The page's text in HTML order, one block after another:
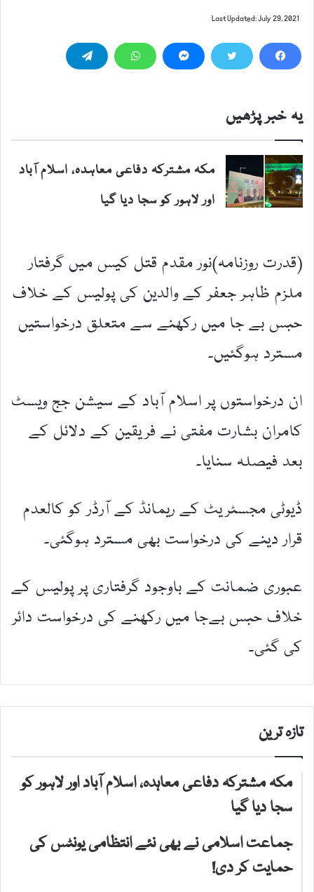
Last Updated: July 29, 2021
یہ خبر پڑھیں
مکہ مشترکہ دفاعی معاہدہ، اسلام آباد
اور لاہور کو سجا دیا گیا
(قدرت روزنامہ)نور مقدم قتل کیس میں گرفتار
ملزم ظاہر جعفر کے والدین کی پولیس کے خلاف
حبس بے جا میں رکھنے سے متعلق درخواستیں
مسترد ہوگئیں۔
ان درخواستوں پر اسلام آباد کے سیشن جج ویسٹ
کامران بشارت مفتی نے فریقین کے دلائل کے
بعد فیصلہ سنایا۔
ڈیوٹی مجسٹریٹ کے ریمانڈ کے آرڈر کو کالعدم
قرار دینے کی درخواست بھی مسترد ہوگئی۔
عبوری ضمانت کے باوجود گرفتاری پر پولیس کے
خلاف حبس بےجا میں رکھنے کی درخواست دائر
کی گئی۔
تازہ ترین
مکہ مشترکہ دفاعی معاہدہ، اسلام آباد اور لاہور کو
سجا دیا گیا
جماعت اسلامی نے بھی نئے انتظامی یونٹس کی
حمایت کر دی!